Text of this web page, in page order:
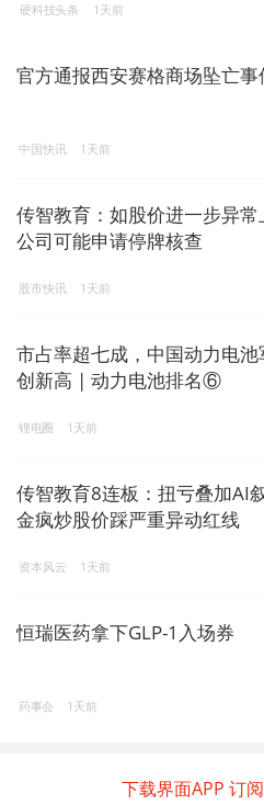
硬科技头条 1天前
官方通报西安赛格商场坠亡事
中国快讯 1天前
传智教育：如股价进一步异常
公司可能申请停牌核查
股市快讯 1天前
市占率超七成，中国动力电池
创新高 | 动力电池排名⑥
锂电圈 1天前
传智教育8连板：扭亏叠加AI
金疯炒股价踩严重异动红线
资本风云 1天前
恒瑞医药拿下GLP-1入场券
药事会 1天前
下载界面APP 订